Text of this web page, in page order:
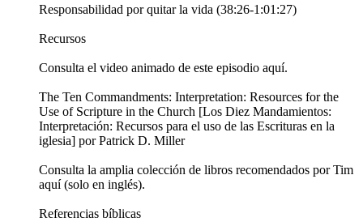
Responsabilidad por quitar la vida (38:26-1:01:27)
Recursos
Consulta el video animado de este episodio aquí.
The Ten Commandments: Interpretation: Resources for the
Use of Scripture in the Church [Los Diez Mandamientos:
Interpretación: Recursos para el uso de las Escrituras en la
iglesia] por Patrick D. Miller
Consulta la amplia colección de libros recomendados por Tim
aquí (solo en inglés).
Referencias bíblicas